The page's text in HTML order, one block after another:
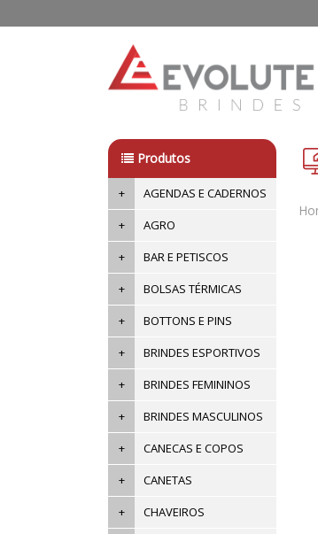
Produtos
+
AGENDAS E CADERNOS
+
AGRO
+
BAR E PETISCOS
+
BOLSAS TÉRMICAS
+
BOTTONS E PINS
+
BRINDES ESPORTIVOS
+
BRINDES FEMININOS
+
BRINDES MASCULINOS
+
CANECAS E COPOS
+
CANETAS
+
CHAVEIROS